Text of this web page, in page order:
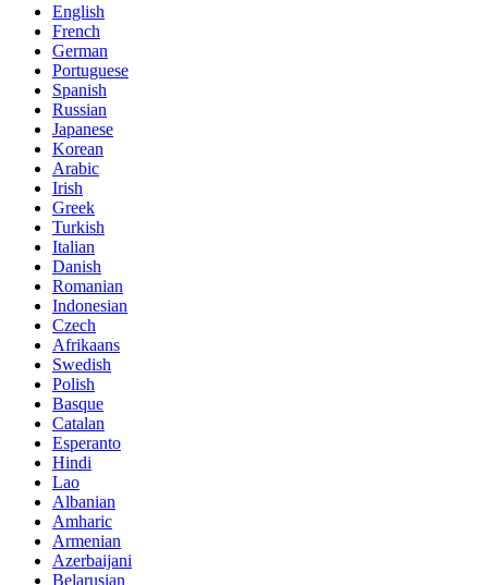
English
French
German
Portuguese
Spanish
Russian
Japanese
Korean
Arabic
Irish
Greek
Turkish
Italian
Danish
Romanian
Indonesian
Czech
Afrikaans
Swedish
Polish
Basque
Catalan
Esperanto
Hindi
Lao
Albanian
Amharic
Armenian
Azerbaijani
Belarusian